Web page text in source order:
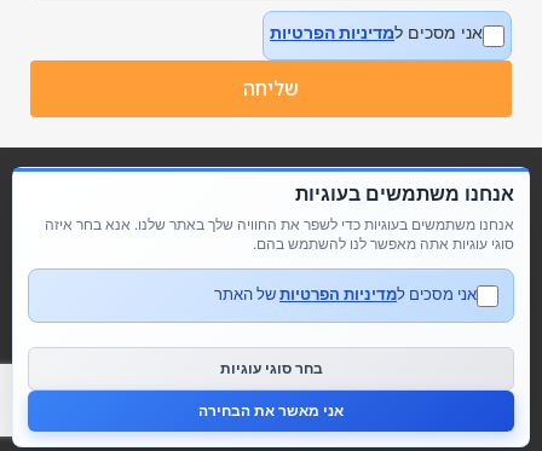
אני מסכים למדיניות הפרטיות
שליחה
© כל הזכויות שמורות לבקאי ישראל Buckeye Israel
מדיניות פרטיות הצהרת נגישות
אנחנו משתמשים בעוגיות
אנחנו משתמשים בעוגיות כדי לשפר את החוויה שלך באתר שלנו. אנא בחר איזה
סוגי עוגיות אתה מאפשר לנו להשתמש בהם.
אני מסכים למדיניות הפרטיותשל האתר
בחר סוגי עוגיות
אני מאשר את הבחירה